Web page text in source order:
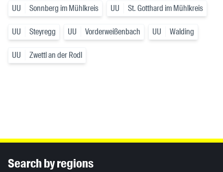
UU Sonnberg im Mühlkreis UU St. Gotthard im Mühlkreis
UU Steyregg UU Vorderweißenbach UU Walding
UU Zwettl an der Rodl
Search by regions